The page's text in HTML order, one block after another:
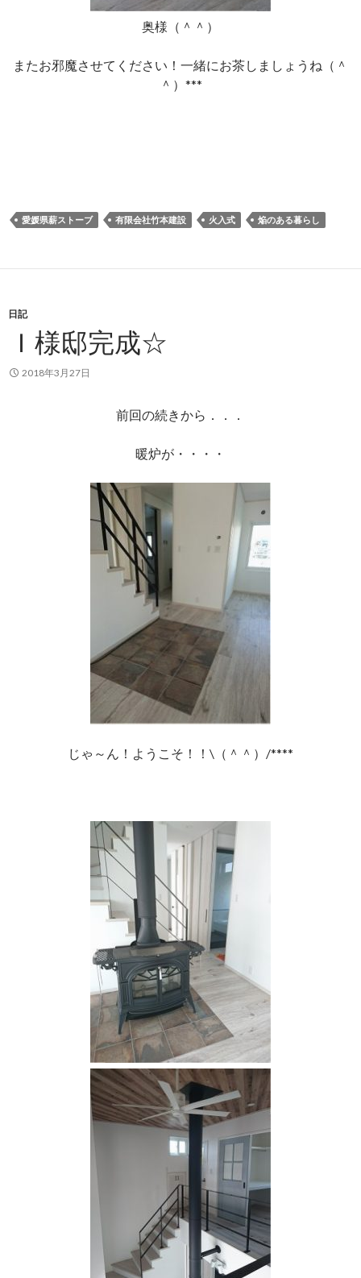
奥様（＾＾）
またお邪魔させてください！一緒にお茶しましょうね（＾
＾）***
愛媛県薪ストーブ 有限会社竹本建設 火入式 焔のある暮らし
日記
Ｉ様邸完成☆
2018年3月27日
前回の続きから．．．
暖炉が・・・・
じゃ～ん！ようこそ！！\（＾＾）/****